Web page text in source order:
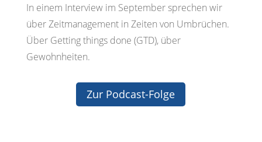
In einem Interview im September sprechen wir
über Zeitmanagement in Zeiten von Umbrüchen.
Über Getting things done (GTD), über
Gewohnheiten.
Zur Podcast-Folge